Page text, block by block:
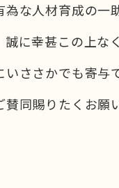
な人材育成の一
に幸甚この上な
ささかでも寄与
同賜りたくお願